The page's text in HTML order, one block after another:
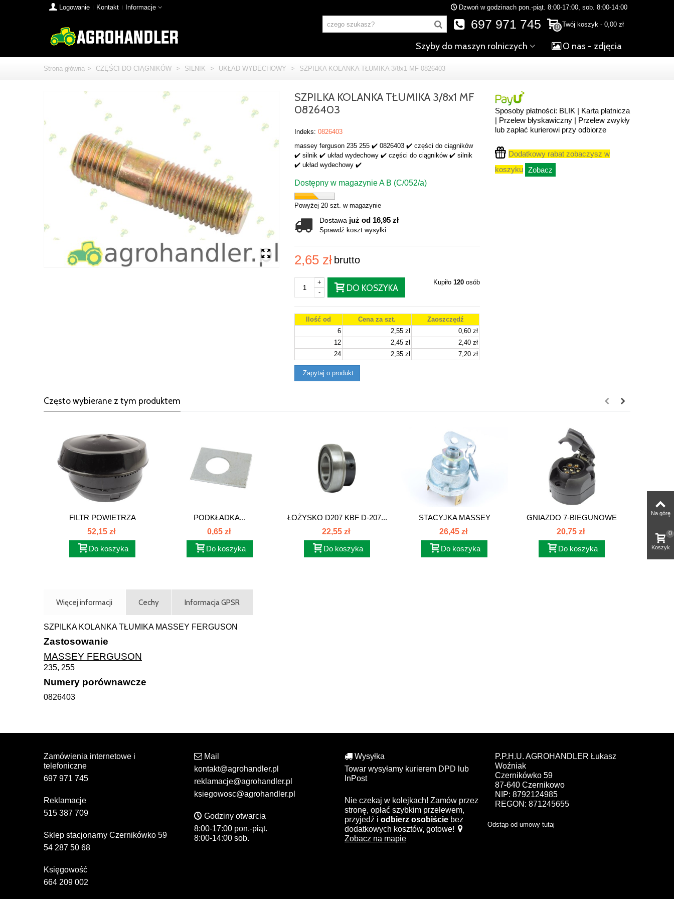
Logowanie Kontakt Informacje Dzwoń w godzinach pon.-piąt. 8:00-17:00, sob. 8:00-14:00
0 Twój koszyk - 0,00 zł
697 971 745
Szyby do maszyn rolniczych O nas - zdjęcia
Strona główna > CZĘŚCI DO CIĄGNIKÓW > SILNIK > UKŁAD WYDECHOWY > SZPILKA KOLANKA TŁUMIKA 3/8x1 MF 0826403
SZPILKA KOLANKA TŁUMIKA 3/8x1 MF
0826403
Indeks: 0826403
massey ferguson 235 255 ✔️ 0826403 ✔️ części do ciągników
✔️ silnik ✔️ układ wydechowy ✔️ części do ciągników ✔️ silnik
✔️ układ wydechowy ✔️
Dostępny w magazynie A B (C/052/a)
Powyżej 20 szt. w magazynie
Dostawa już od 16,95 zł
Sprawdź koszt wysyłki
2,65 zł brutto
-
+
DO KOSZYKA
Kupiło 120osób
Ilość od Cena za szt.
Zaoszczędź
6
2,55 zł
0,60 zł
12
2,45 zł
2,40 zł
24
2,35 zł 7,20 zł
Zapytaj o produkt
Sposoby płatności: BLIK | Karta płatnicza
| Przelew błyskawiczny | Przelew zwykły
lub zapłać kurierowi przy odbiorze
Dodatkowy rabat zobaczysz w
koszyku Zobacz
Często wybierane z tym produktem
FILTR POWIETRZA
WSTĘPNY...
52,15 zł
Do koszyka
PODKŁADKA...
0,65 zł
Do koszyka
ŁOŻYSKO D207 KBF D-207...
22,55 zł
Do koszyka
STACYJKA MASSEY
FERGUSON LANDINI...
26,45 zł
Do koszyka
GNIAZDO 7-BIEGUNOWE
PLASTIKOWE G7
20,75 zł
Do koszyka
Więcej informacji Cechy Informacja GPSR
SZPILKA KOLANKA TŁUMIKA MASSEY FERGUSON
Zastosowanie
MASSEY FERGUSON
235, 255
Numery porównawcze
0826403
Zamówienia internetowe i
telefoniczne
697 971 745
Reklamacje
515 387 709
Sklep stacjonarny Czernikówko 59
54 287 50 68
Księgowość
664 209 002
Mail
kontakt@agrohandler.pl
reklamacje@agrohandler.pl
ksiegowosc@agrohandler.pl
Godziny otwarcia
8:00-17:00 pon.-piąt.
8:00-14:00 sob.
Wysyłka
Towar wysyłamy kurierem DPD lub
InPost
Nie czekaj w kolejkach! Zamów przez
stronę, opłać szybkim przelewem,
przyjedź i odbierz osobiście bez
dodatkowych kosztów, gotowe!
Zobacz na mapie
P.P.H.U. AGROHANDLER Łukasz
Woźniak
Czernikówko 59
87-640 Czernikowo
NIP: 8792124985
REGON: 871245655
Odstąp od umowy tutaj
Na górę
Koszyk
0